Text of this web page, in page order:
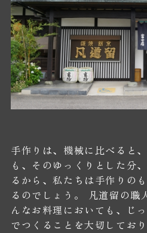
手作りは、機械に比べると
も、そのゆっくりとした分
るから、私たちは手作りの
るのでしょう。 凡道留の職
んなお料理においても、じ
でつくることを大切しており